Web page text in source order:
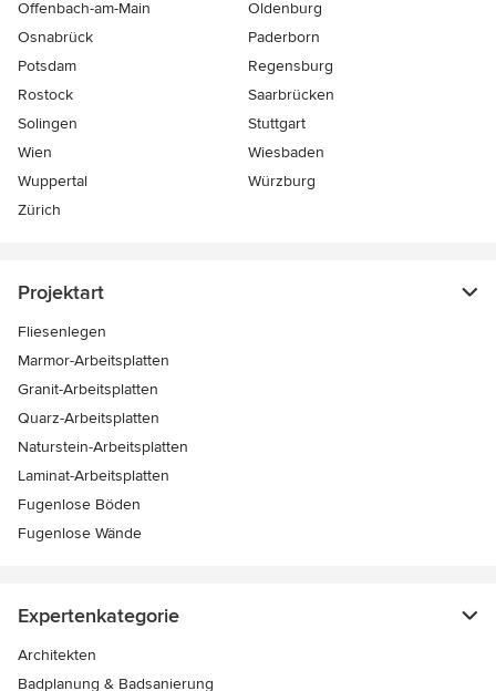
Offenbach-am-Main
Oldenburg
Osnabrück
Paderborn
Potsdam
Regensburg
Rostock
Saarbrücken
Solingen
Stuttgart
Wien
Wiesbaden
Wuppertal
Würzburg
Zürich
Projektart
Fliesenlegen
Marmor-Arbeitsplatten
Granit-Arbeitsplatten
Quarz-Arbeitsplatten
Naturstein-Arbeitsplatten
Laminat-Arbeitsplatten
Fugenlose Böden
Fugenlose Wände
Expertenkategorie
Architekten
Badplanung & Badsanierung